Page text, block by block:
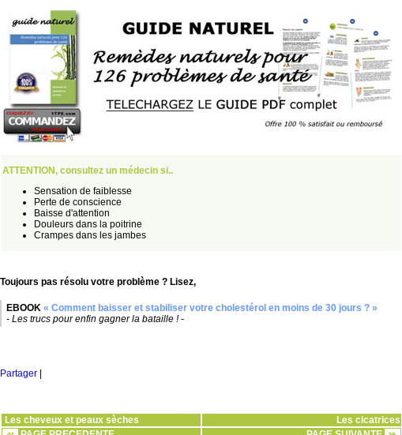
ATTENTION, consultez un médecin si..
Sensation de faiblesse
Perte de conscience
Baisse d'attention
Douleurs dans la poitrine
Crampes dans les jambes
Toujours pas résolu votre problème ? Lisez,
EBOOK « Comment baisser et stabiliser votre cholestérol en moins de 30 jours ? »
- Les trucs pour enfin gagner la bataille ! -
Partager
Les cheveux et peaux sèches
Les cicatrices